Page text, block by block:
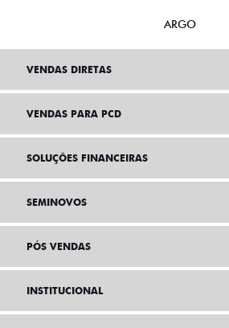
ARGO
VENDAS DIRETAS
VENDAS PARA PCD
SOLUÇÕES FINANCEIRAS
SEMINOVOS
PÓS VENDAS
INSTITUCIONAL